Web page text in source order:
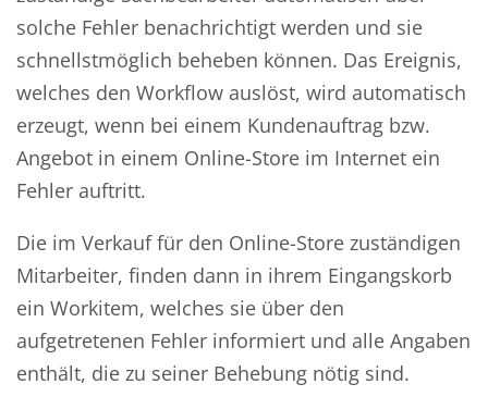
solche Fehler benachrichtigt werden und sie
schnellstmöglich beheben können. Das Ereignis,
welches den Workflow auslöst, wird automatisch
erzeugt, wenn bei einem Kundenauftrag bzw.
Angebot in einem Online-Store im Internet ein
Fehler auftritt.
Die im Verkauf für den Online-Store zuständigen
Mitarbeiter, finden dann in ihrem Eingangskorb
ein Workitem, welches sie über den
aufgetretenen Fehler informiert und alle Angaben
enthält, die zu seiner Behebung nötig sind.